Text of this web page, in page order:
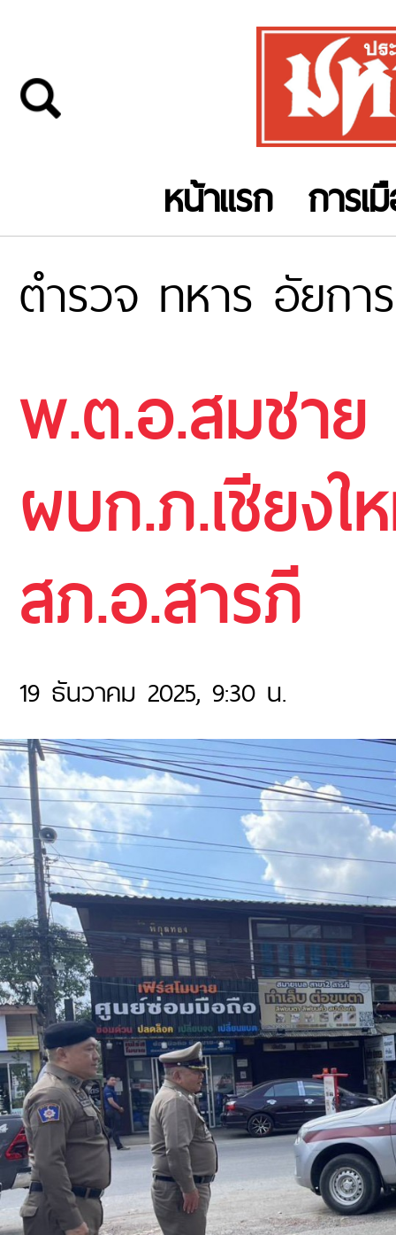
หน้าแรก การเ
ตำรวจ ทหาร อัยก
พ.ต.อ.สมชาย
ผบก.ภ.เชียง
สภ.อ.สารภี
19 ธันวาคม 2025, 9:30 น.